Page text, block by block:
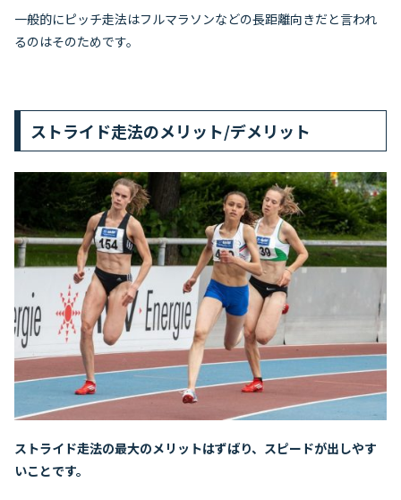
一般的にピッチ走法はフルマラソンなどの長距離向きだと言われ
るのはそのためです。
ストライド走法のメリット/デメリット
ストライド走法の最大のメリットはずばり、スピードが出しやす
いことです。